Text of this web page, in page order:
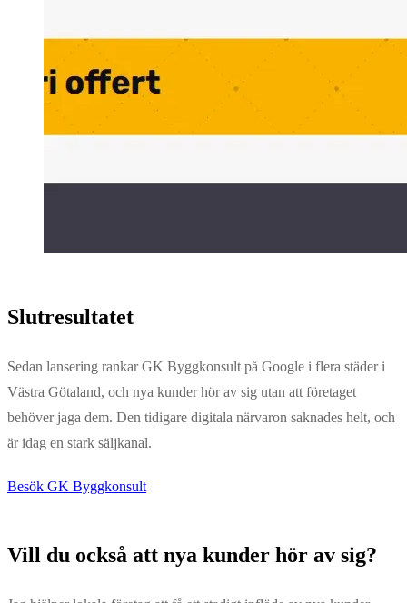
Slutresultatet
Sedan lansering rankar GK Byggkonsult på Google i flera städer i
Västra Götaland, och nya kunder hör av sig utan att företaget
behöver jaga dem. Den tidigare digitala närvaron saknades helt, och
är idag en stark säljkanal.
Besök GK Byggkonsult
Vill du också att nya kunder hör av sig?